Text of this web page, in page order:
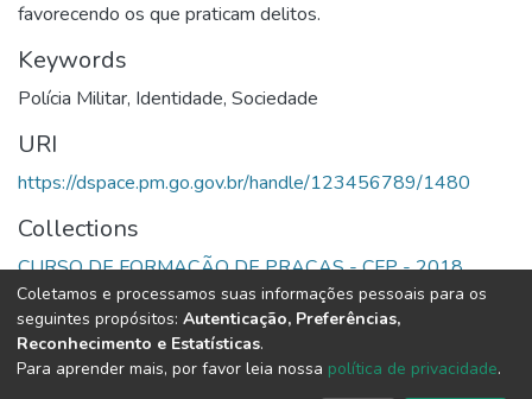
favorecendo os que praticam delitos.
Keywords
Polícia Militar, Identidade, Sociedade
URI
https://dspace.pm.go.gov.br/handle/123456789/1480
Collections
CURSO DE FORMAÇÃO DE PRAÇAS - CFP - 2018
Full item page
DSpace software copyright © 2002-2026 LYRASIS
Coletamos e processamos suas informações pessoais para os
seguintes propósitos: Autenticação, Preferências,
Reconhecimento e Estatísticas.
Para aprender mais, por favor leia nossa política de privacidade.